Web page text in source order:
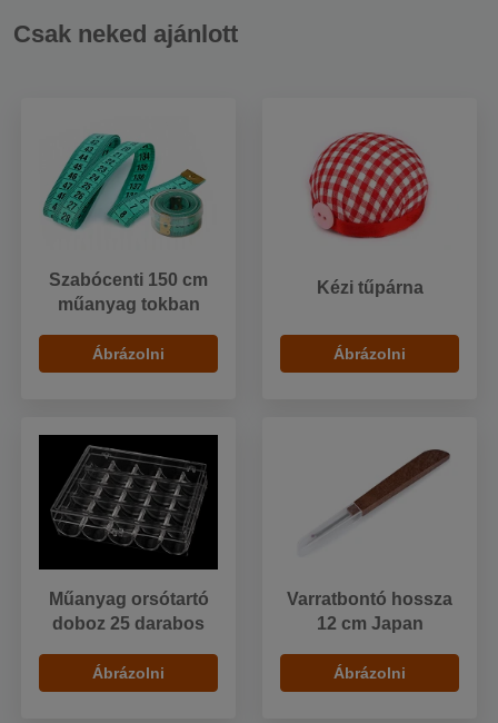
Csak neked ajánlott
Szabócenti 150 cm
műanyag tokban
Ábrázolni
Kézi tűpárna
Ábrázolni
Műanyag orsótartó
doboz 25 darabos
Ábrázolni
Varratbontó hossza
12 cm Japan
Ábrázolni